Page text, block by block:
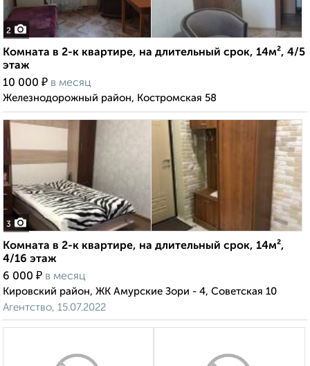
2
Комната в 2-к квартире, на длительный срок, 14м², 4/5
этаж
10 000 ₽ в месяц
Железнодорожный район, Костромская 58
3
Комната в 2-к квартире, на длительный срок, 14м²,
4/16 этаж
6 000 ₽ в месяц
Кировский район, ЖК Амурские Зори - 4, Советская 10
Агентство, 15.07.2022